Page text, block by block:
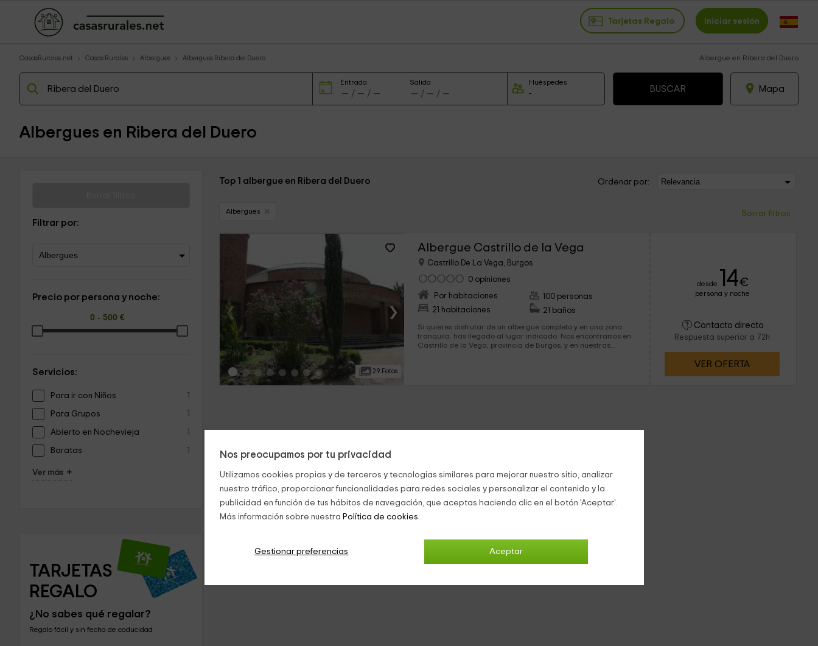
Nos preocupamos por tu privacidad
Utilizamos cookies propias y de terceros y tecnologías similares para mejorar nuestro sitio, analizar
nuestro tráfico, proporcionar funcionalidades para redes sociales y personalizar el contenido y la
publicidad en función de tus hábitos de navegación, que aceptas haciendo clic en el botón 'Aceptar'.
Más información sobre nuestra Política de cookies.
Aceptar
Gestionar preferencias
Tarjetas Regalo Iniciar sesión
CasasRurales.net Casas Rurales Albergues Albergues Ribera del Duero Albergue en Ribera del Duero
Entrada Salida Huéspedes
Mapa
Albergues en Ribera del Duero
Filtrar por:
Precio por persona y noche:
Servicios:
Para ir con Niños 1
Para Grupos 1
Abierto en Nochevieja 1
Baratas 1
Ver más +
TARJETAS
REGALO
¿No sabes qué regalar?
Regalo fácil y sin fecha de caducidad
Top 1 albergue en Ribera del Duero Ordenar por:
Albergues Borrar filtros
‹ ›
29 Fotos
Albergue Castrillo de la Vega
Castrillo De La Vega, Burgos
0 opiniones
Por habitaciones
21 habitaciones
100 personas
21 baños
Si quieres disfrutar de un albergue completo y en una zona
tranquila, has llegado al lugar indicado. Nos encontramos en
Castrillo de la Vega, provincia de Burgos, y en nuestras
desde 14€
persona y noche
Contacto directo
Respuesta superior a 72h
VER OFERTA